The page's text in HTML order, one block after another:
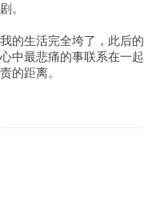
剧。
我的生活完全垮了，此后
心中最悲痛的事联系在一
责的距离。